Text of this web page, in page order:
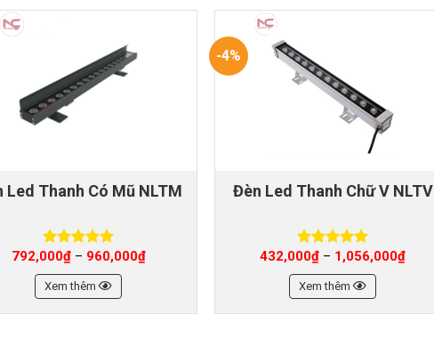
Led Thanh Có Mũ NLTM
Được xếp
hạng5.00
5 sao
792,000₫– 960,000₫
Xem thêm
-4%
Đèn Led Thanh Chữ V NLTV
Được xếp
hạng5.00
5 sao
432,000₫ – 1,056,000₫
Xem thêm